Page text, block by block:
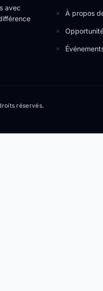
avec
À propos
réservés.